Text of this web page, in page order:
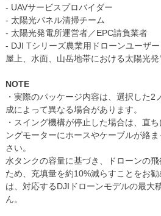
- UAVサービスプロバイダー
- 太陽光パネル清掃チーム
- 太陽光発電所運営者／EPC請負業者
- DJI Tシリーズ農業用ドローンユーザー
屋上、水面、山岳地帯における太陽光
NOTE
・実際のパッケージ内容は、選択した
成によって異なる場合があります。
・スイング機構が停止した場合は、直
ングモーターにホースやケーブルが絡
さい。
水タンクの容量に基づき、ドローンの
ため、充填量を約10%減らすことをお
は、対応するDJIドローンモデルの最大
ん。